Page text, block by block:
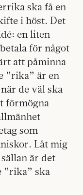
ska få en
i höst. Det
en liten
för något
att påminna
”rika” är en
de väl ska
förmögna
som
Låt mig
är det
”rika” ska